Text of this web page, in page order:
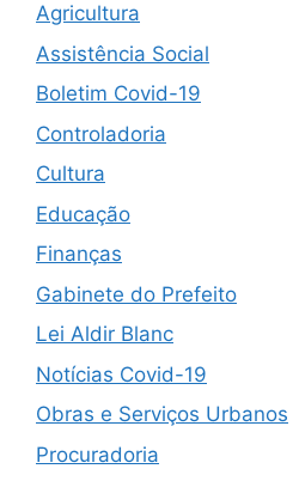
Agricultura
Assistência Social
Boletim Covid-19
Controladoria
Cultura
Educação
Finanças
Gabinete do Prefeito
Lei Aldir Blanc
Notícias Covid-19
Obras e Serviços Urbanos
Procuradoria